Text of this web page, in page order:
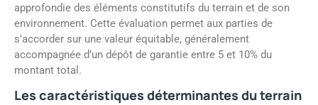
approfondie des éléments constitutifs du terrain et de son
environnement. Cette évaluation permet aux parties de
s’accorder sur une valeur équitable, généralement
accompagnée d’un dépôt de garantie entre 5 et 10% du
montant total.
Les caractéristiques déterminantes du terrain